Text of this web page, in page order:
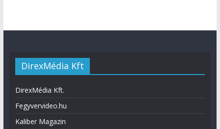
DirexMédia Kft
DirexMédia Kft.
Fegyvervideo.hu
Kaliber Magazin